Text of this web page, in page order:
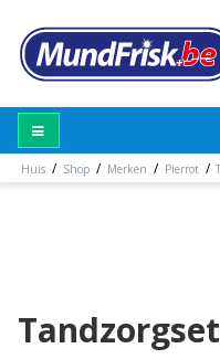
Huis / Shop / Merken / Pierrot /